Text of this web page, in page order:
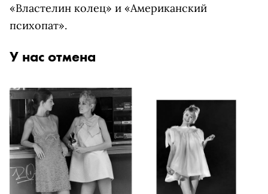
«Властелин колец» и «Американский
психопат».
У нас отмена